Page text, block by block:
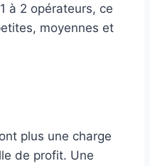
à 2 opérateurs, ce
moyennes et
plus une charge
de profit. Une